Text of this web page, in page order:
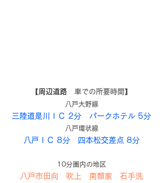
【周辺道路 車での所要時間】
八戸大野線
三陸道是川ＩＣ 2分 パークホテル 5分
八戸環状線
八戸ＩＣ 8分 四本松交差点 8分
10分圏内の地区
八戸市田向 吹上 南類家 石手洗